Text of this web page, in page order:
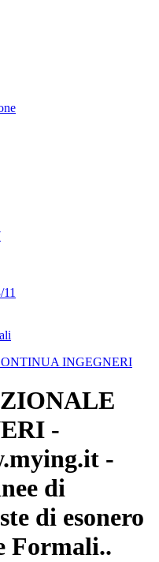
INGEGNERI
-
-
di
di esonero
Formali..